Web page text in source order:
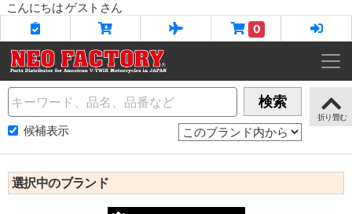
こんにちは ゲストさん
0
Name 検索
候補表示
選択中のブランド